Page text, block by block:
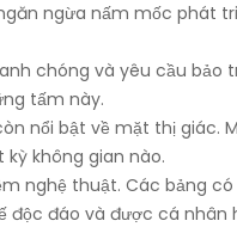
ngừa nấm mốc phát
chóng và yêu cầu bảo
tấm này.
nổi bật về mặt thị giác.
không gian nào.
nghệ thuật. Các bảng
độc đáo và được cá nhân